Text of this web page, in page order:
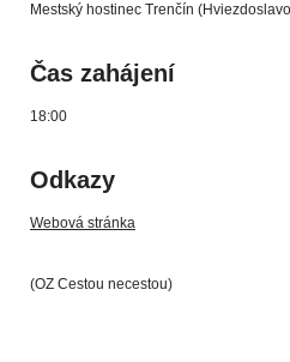
Mestský hostinec Trenčín
Čas zahájení
18:00
Odkazy
Webová stránka
(OZ Cestou necestou)